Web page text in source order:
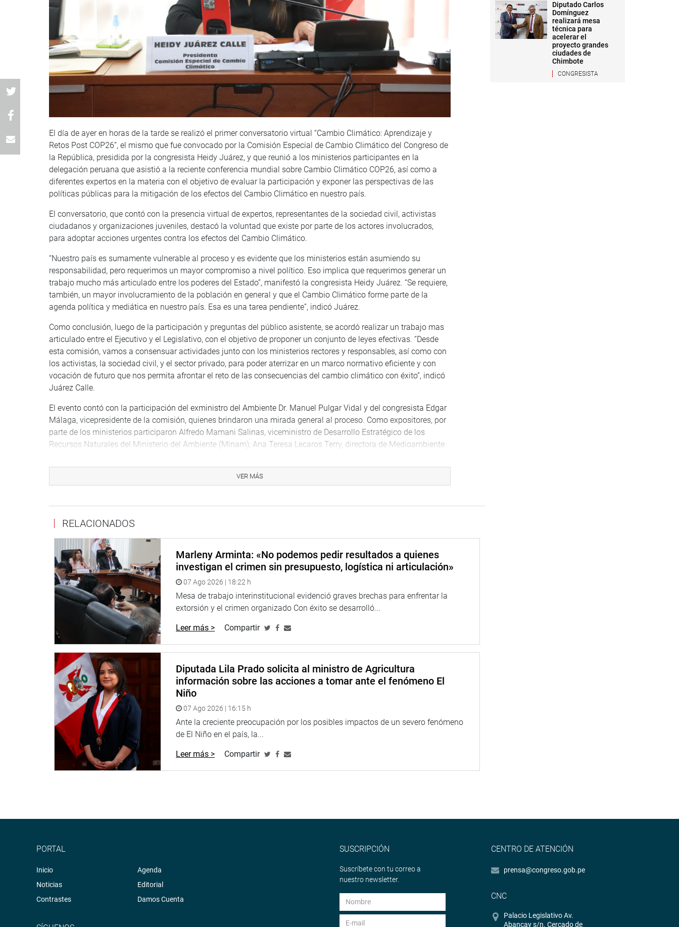
El día de ayer en horas de la tarde se realizó el primer conversatorio virtual “Cambio Climático: Aprendizaje y
Retos Post COP26”, el mismo que fue convocado por la Comisión Especial de Cambio Climático del Congreso de
la República, presidida por la congresista Heidy Juárez, y que reunió a los ministerios participantes en la
delegación peruana que asistió a la reciente conferencia mundial sobre Cambio Climático COP26, así como a
diferentes expertos en la materia con el objetivo de evaluar la participación y exponer las perspectivas de las
políticas públicas para la mitigación de los efectos del Cambio Climático en nuestro país.
El conversatorio, que contó con la presencia virtual de expertos, representantes de la sociedad civil, activistas
ciudadanos y organizaciones juveniles, destacó la voluntad que existe por parte de los actores involucrados,
para adoptar acciones urgentes contra los efectos del Cambio Climático.
“Nuestro país es sumamente vulnerable al proceso y es evidente que los ministerios están asumiendo su
responsabilidad, pero requerimos un mayor compromiso a nivel político. Eso implica que requerimos generar un
trabajo mucho más articulado entre los poderes del Estado”, manifestó la congresista Heidy Juárez. “Se requiere,
también, un mayor involucramiento de la población en general y que el Cambio Climático forme parte de la
agenda política y mediática en nuestro país. Esa es una tarea pendiente”, indicó Juárez.
Como conclusión, luego de la participación y preguntas del público asistente, se acordó realizar un trabajo mas
articulado entre el Ejecutivo y el Legislativo, con el objetivo de proponer un conjunto de leyes efectivas. “Desde
esta comisión, vamos a consensuar actividades junto con los ministerios rectores y responsables, así como con
los activistas, la sociedad civil, y el sector privado, para poder aterrizar en un marco normativo eficiente y con
vocación de futuro que nos permita afrontar el reto de las consecuencias del cambio climático con éxito”, indicó
Juárez Calle.
El evento contó con la participación del exministro del Ambiente Dr. Manuel Pulgar Vidal y del congresista Edgar
Málaga, vicepresidente de la comisión, quienes brindaron una mirada general al proceso. Como expositores, por
parte de los ministerios participaron Alfredo Mamani Salinas, viceministro de Desarrollo Estratégico de los
Recursos Naturales del Ministerio del Ambiente (Minam); Ana Teresa Lecaros Terry, directora de Medioambiente
Ministerio de Desarrollo Agrario y Riego. Como panelistas asistieron Alberto de Belaunde, excongresista y
expresidente de la Comisión Especial de Cambio Climático y Osver Polo, representante del Movimiento
VER MÁS
RELACIONADOS
Marleny Arminta: «No podemos pedir resultados a quienes
investigan el crimen sin presupuesto, logística ni articulación»
07 Ago 2026 | 18:22 h
Mesa de trabajo interinstitucional evidenció graves brechas para enfrentar la
extorsión y el crimen organizado Con éxito se desarrolló...
Leer más > Compartir
Diputada Lila Prado solicita al ministro de Agricultura
información sobre las acciones a tomar ante el fenómeno El
Niño
07 Ago 2026 | 16:15 h
Ante la creciente preocupación por los posibles impactos de un severo fenómeno
de El Niño en el país, la...
Leer más > Compartir
Diputado Carlos
Domínguez
realizará mesa
técnica para
acelerar el
proyecto grandes
ciudades de
Chimbote
CONGRESISTA
PORTAL
Inicio
Noticias
Contrastes
Agenda
Editorial
Damos Cuenta
SUSCRIPCIÓN
Suscríbete con tu correo a
nuestro newsletter.
CENTRO DE ATENCIÓN
prensa@congreso.gob.pe
CNC
Palacio Legislativo Av.
Abancay s/n. Cercado de